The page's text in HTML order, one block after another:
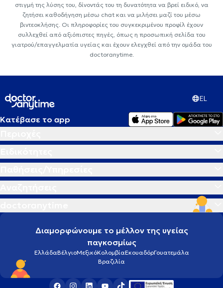
στιγμή της λύσης του, δίνοντάς του τη δυνατότητα να βρεί ειδικό, να
ζητήσει καθοδήγηση μέσω chat και να μιλήσει μαζί του μέσω
βιντεοκλήσης. Οι πληροφορίες του συγκεκριμένου προφίλ έχουν
συλλεχθεί από αξιόπιστες πηγές, όπως η προσωπική σελίδα του
γιατρού/επαγγελματία υγείας και έχουν ελεγχθεί από την ομάδα του
doctoranytime.
EL
Κατέβασε το app
Διαμορφώνουμε το μέλλον της υγείας
παγκοσμίως
ΕλλάδαΒέλγιοΜεξικόΚολομβίαΕκουαδόρΓουατεμάλα
Βραζιλία